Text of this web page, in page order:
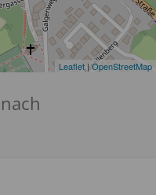
Leaflet|OpenStreetMap